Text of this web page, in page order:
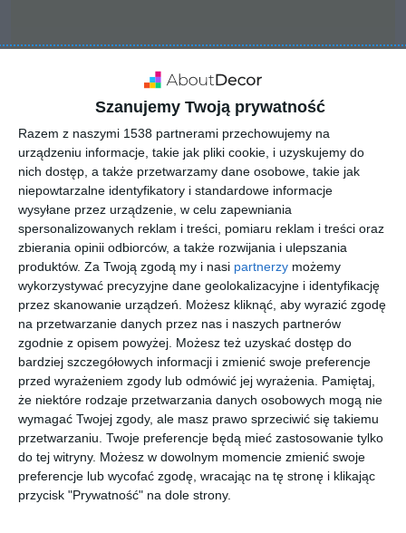
Szanujemy Twoją prywatność
Razem z naszymi 1538 partnerami przechowujemy na
urządzeniu informacje, takie jak pliki cookie, i uzyskujemy do
nich dostęp, a także przetwarzamy dane osobowe, takie jak
niepowtarzalne identyfikatory i standardowe informacje
wysyłane przez urządzenie, w celu zapewniania
spersonalizowanych reklam i treści, pomiaru reklam i treści oraz
zbierania opinii odbiorców, a także rozwijania i ulepszania
produktów. Za Twoją zgodą my i nasi partnerzy możemy
wykorzystywać precyzyjne dane geolokalizacyjne i identyfikację
przez skanowanie urządzeń. Możesz kliknąć, aby wyrazić zgodę
na przetwarzanie danych przez nas i naszych partnerów
zgodnie z opisem powyżej. Możesz też uzyskać dostęp do
bardziej szczegółowych informacji i zmienić swoje preferencje
przed wyrażeniem zgody lub odmówić jej wyrażenia.
Pamiętaj,
że niektóre rodzaje przetwarzania danych osobowych mogą nie
wymagać Twojej zgody, ale masz prawo sprzeciwić się takiemu
przetwarzaniu. Twoje preferencje będą mieć zastosowanie tylko
do tej witryny. Możesz w dowolnym momencie zmienić swoje
preferencje lub wycofać zgodę, wracając na tę stronę i klikając
przycisk "Prywatność" na dole strony.
INSPIRACJA
Biała garderoba z
toaletką
Biała garderoba z toaletką i podświetlanym lustrem.
AUTOR:MANUKA PRACOWNIA PROJEKTOWA KATARZYNA PYKA
DODAJ DO ULUBIONYCH
UDOSTĘPNIJ